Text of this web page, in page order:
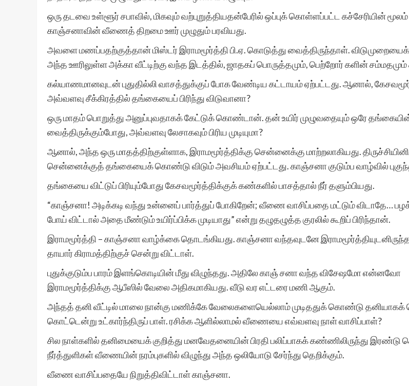
ஒரு தடவை உள்ளூர் சபாவில், மிகவும் வற்புறுத்தியதன்பேரில் ஒப்புக் கொள்ளப்பட்ட கச்சேரியின் மூலம்
காஞ்சனாவின் வீணைத் திறமை ஊர் முழுதும் பரவியது.
அவளை மணப்பதற்குத்தான் மிஸ்டர் இராமமூர்த்தி பி.ஏ. கொடுத்து வைத்திருந்தாள்.
அந்த ஊரிலுள்ள அக்கா வீட்டிற்கு வந்த இடத்தில், ஜாதகப் பொருத்தமும், பெற்றோர் களின் சம்மதமும்
கல்யாணமானவுடன் புதுதில்லி வாசத்துக்குப் போக வேண்டிய கட்டாயம் ஏற்பட்டது. ஆனால்,
அவ்வளவு சீக்கிரத்தில் தங்கையைப் பிரிந்து விடுவானா?
ஒரு மாதம் பொறுத்து அனுப்புவதாகக் கேட்டுக் கொண்டான். தன் உயிர் முழுவதையும் ஒரே
வைத்திருக்கும்போது, அவ்வளவு லேசாகவும் பிரிய முடியுமா?
ஆனால், அந்த ஒரு மாதத்திற்குள்ளாக, இராமமூர்த்திக்கு சென்னைக்கு மாற்றலாகியது.
சென்னைக்குத் தங்கையைக் கொண்டு விடும் அவசியம் ஏற்பட்டது. காஞ்சனா குடும்ப வாழ்வில்
தங்கையை விட்டுப் பிரியும்போது கேசவமூர்த்திக்குக் கண்களில் பாசத்தால் நீர் தளும்பியது.
“காஞ்சனா! அடிக்கடி வந்து உன்னைப் பார்த்துப் போகிறேன்; வீணை வாசிப்பதை மட்டும் விடாதே…
போய் விட்டால் அதை மீண்டும் உயிர்ப்பிக்க முடியாது” என்று தழுதழுத்த குரலில் கூறிப் பிரிந்தான்.
இராமமூர்த்தி – காஞ்சனா வாழ்க்கை தொடங்கியது. காஞ்சனா வந்தவுடனே
தாயார் கிராமத்திற்குச் சென்று விட்டாள்.
புதுக்குடும்ப பாரம் இளங்கொடியின் மீது விழுந்தது. அதிலே காஞ் சனா வந்த விசேஷமோ என்னவோ
இராமமூர்த்திக்கு ஆபீஸில் வேலை அதிகமாகியது. வீடு வர எட்டரை மணி ஆகும்.
அந்தத் தனி வீட்டில் மாலை நான்கு மணிக்கே வேலைகளையெல்லாம் முடிததுக் கொண்டு தனியாகக்
கொட்டென்று உட்கார்ந்திருப் பாள். ரசிக்க ஆளில்லாமல் வீணையை எவ்வளவு நாள் வாசிப்பாள்?
சில நாள்களில் தனிமையைக் குறித்து மனவேதனையின் பிரதி பலிப்பாகக் கண்ணிலிருந்து இரண்டு
நீர்த்துளிகள் வீணையின் நரம்புகளில் விழுந்து அந்த ஒலியோடு சேர்ந்து தெறிக்கும்.
வீணை வாசிப்பதையே நிறுத்திவிட்டாள் காஞ்சனா.
படிக்கிறார்கள்
கண்டேன்.
ஆதரவு